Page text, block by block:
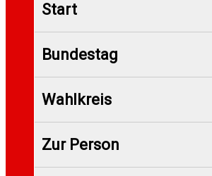
Start
Bundestag
Wahlkreis
Zur Person